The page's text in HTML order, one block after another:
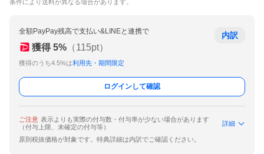
条件により送料が異なる場合があります。
全額PayPay残高で支払い&LINEと連携で
獲得 5% （115pt）
獲得のうち4.5%は利用先・期間限定
内訳
ログインして確認
ご注意 表示よりも実際の付与数・付与率が少ない場合があります
（付与上限、未確定の付与等）
詳細
原則税抜価格が対象です。特典詳細は内訳でご確認ください。